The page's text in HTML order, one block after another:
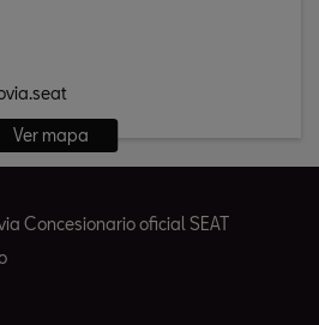
Ver mapa
Concesionario oficial SEAT